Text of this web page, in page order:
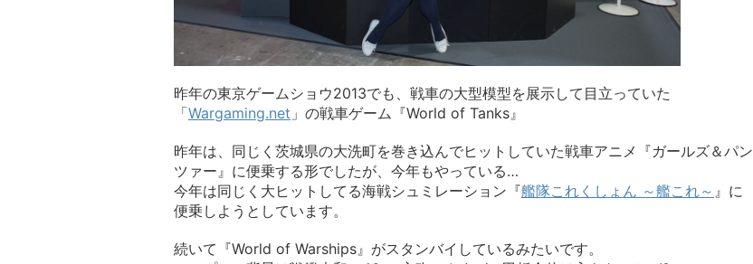
昨年の東京ゲームショウ2013でも、戦車の大型模型を展示して目立っていた
「Wargaming.net 」の戦車ゲーム『World of Tanks』
昨年は、同じく茨城県の大洗町を巻き込んでヒットしていた戦車アニメ『ガールズ＆パン
ツァー』に便乗する形でしたが、今年もやっている…
今年は同じく大ヒットしてる海戦シュミレーション『艦隊これくしょん ～艦これ～ 』に
便乗しようとしています。
続いて『World of Warships』がスタンバイしているみたいです。